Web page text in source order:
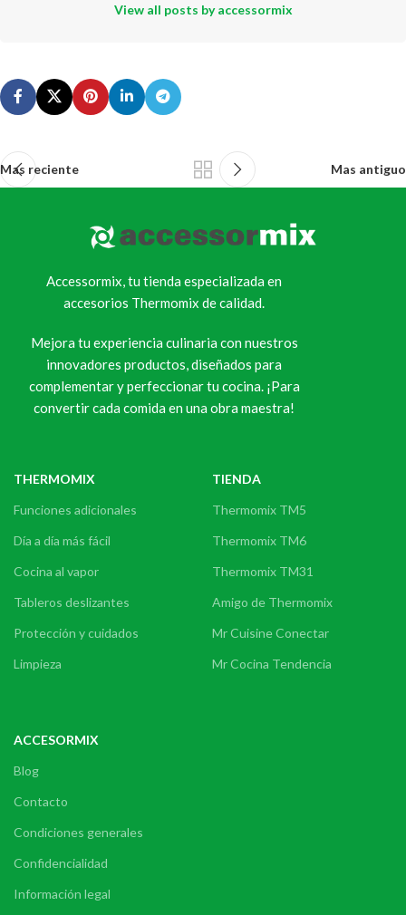
View all posts by accessormix
Mas reciente Mas antiguo
Accessormix, tu tienda especializada en
accesorios Thermomix de calidad.
Mejora tu experiencia culinaria con nuestros
innovadores productos, diseñados para
complementar y perfeccionar tu cocina. ¡Para
convertir cada comida en una obra maestra!
THERMOMIX
Funciones adicionales
Día a día más fácil
Cocina al vapor
Tableros deslizantes
Protección y cuidados
Limpieza
TIENDA
Thermomix TM5
Thermomix TM6
Thermomix TM31
Amigo de Thermomix
Mr Cuisine Conectar
Mr Cocina Tendencia
ACCESORMIX
Blog
Contacto
Condiciones generales
Confidencialidad
Información legal